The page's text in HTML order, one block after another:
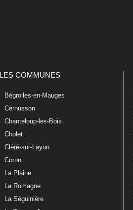
LES COMMUNES
Bégrolles-en-Mauges
Cernusson
Chanteloup-les-Bois
Cholet
Cléré-sur-Layon
Coron
La Plaine
La Romagne
La Séguinière